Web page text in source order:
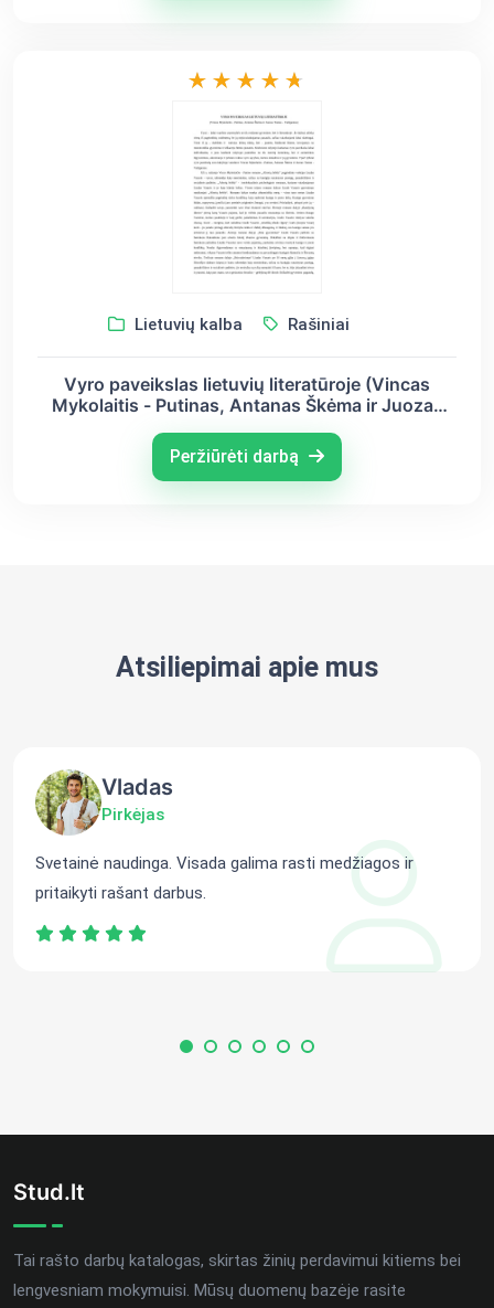
Lietuvių kalba Rašiniai
Vyro paveikslas lietuvių literatūroje (Vincas
Mykolaitis - Putinas, Antanas Škėma ir Juozas
Peržiūrėti darbą
Atsiliepimai apie mus
Vladas
Pirkėjas
Svetainė naudinga. Visada galima rasti medžiagos ir
pritaikyti rašant darbus.
Stud.lt
Tai rašto darbų katalogas, skirtas žinių perdavimui kitiems bei
lengvesniam mokymuisi. Mūsų duomenų bazėje rasite